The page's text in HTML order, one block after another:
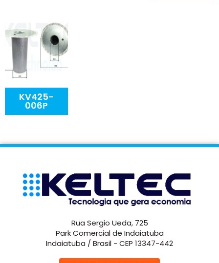
KV425-
006P
Rua Sergio Ueda, 725
Park Comercial de Indaiatuba
Indaiatuba / Brasil - CEP 13347-442